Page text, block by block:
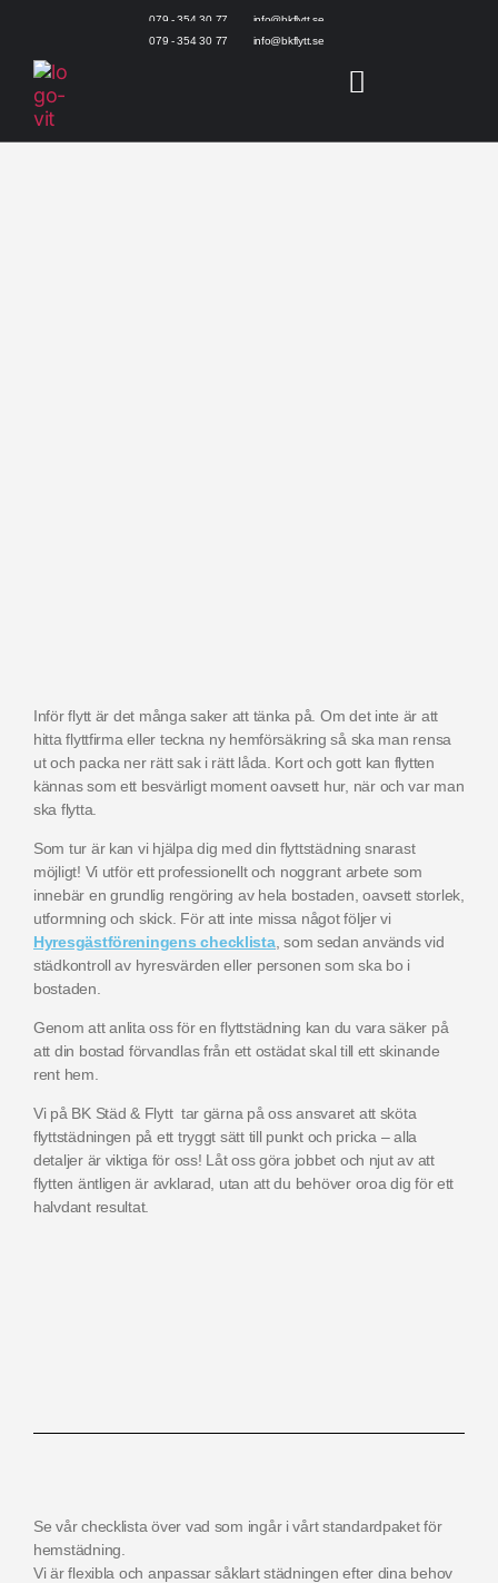
079 - 354 30 77
info@bkflytt.se
079 - 354 30 77
info@bkflytt.se
Inför flytt är det många saker att tänka på. Om det inte är att
hitta flyttfirma eller teckna ny hemförsäkring så ska man rensa
ut och packa ner rätt sak i rätt låda. Kort och gott kan flytten
kännas som ett besvärligt moment oavsett hur, när och var man
ska flytta.
Som tur är kan vi hjälpa dig med din flyttstädning snarast
möjligt! Vi utför ett professionellt och noggrant arbete som
innebär en grundlig rengöring av hela bostaden, oavsett storlek,
utformning och skick. För att inte missa något följer vi
Hyresgästföreningens checklista, som sedan används vid
städkontroll av hyresvärden eller personen som ska bo i
bostaden.
Genom att anlita oss för en flyttstädning kan du vara säker på
att din bostad förvandlas från ett ostädat skal till ett skinande
rent hem.
Vi på BK Städ & Flytt tar gärna på oss ansvaret att sköta
flyttstädningen på ett tryggt sätt till punkt och pricka – alla
detaljer är viktiga för oss! Låt oss göra jobbet och njut av att
flytten äntligen är avklarad, utan att du behöver oroa dig för ett
halvdant resultat.
Se vår checklista över vad som ingår i vårt standardpaket för
hemstädning.
Vi är flexibla och anpassar såklart städningen efter dina behov